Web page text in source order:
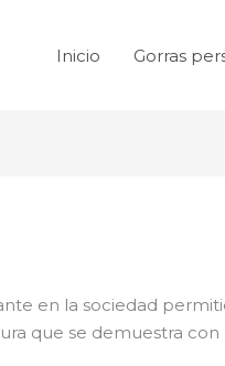
Inicio Gorras
en la sociedad
que se demuestra con